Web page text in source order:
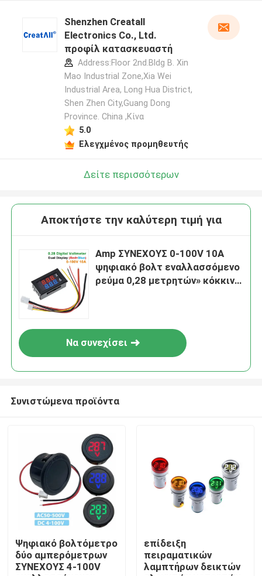
Αφήστε ένα μήνυμα
We bellen je snel terug!
Σπίτι
Σχετικά με εμάς
Shenzhen Creatall
Electronics Co., Ltd.
προφίλ κατασκευαστή
Address:Floor 2nd.Bldg B. Xin
Mao Industrial Zone,Xia Wei
Industrial Area, Long Hua District,
Shen Zhen City,Guang Dong
Province. China ,Κίνα
5.0
Ελεγχμένος προμηθευτής
Δείτε περισσότερων
Αποκτήστε την καλύτερη τιμή για
Amp ΣΥΝΕΧΟΥΣ 0-100V 10A
ψηφιακό βολτ εναλλασσόμενο
ρεύμα 0,28 μετρητών» κόκκινο
Να συνεχίσει
Συνιστώμενα προϊόντα
Ψηφιακό βολτόμετρο
δύο αμπερόμετρων
ΣΥΝΕΧΟΥΣ 4-100V
επίδειξη
πειραματικών
λαμπτήρων δεικτών